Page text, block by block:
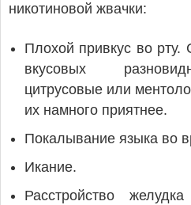
никотиновой жвачки:
Плохой привкус во рту.
вкусовых
цитрусовые или
их намного приятнее.
Покалывание языка во
Икание.
Расстройство